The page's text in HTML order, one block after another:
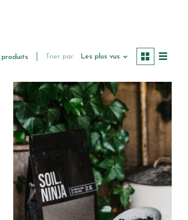
produits Trier par Les plus vus